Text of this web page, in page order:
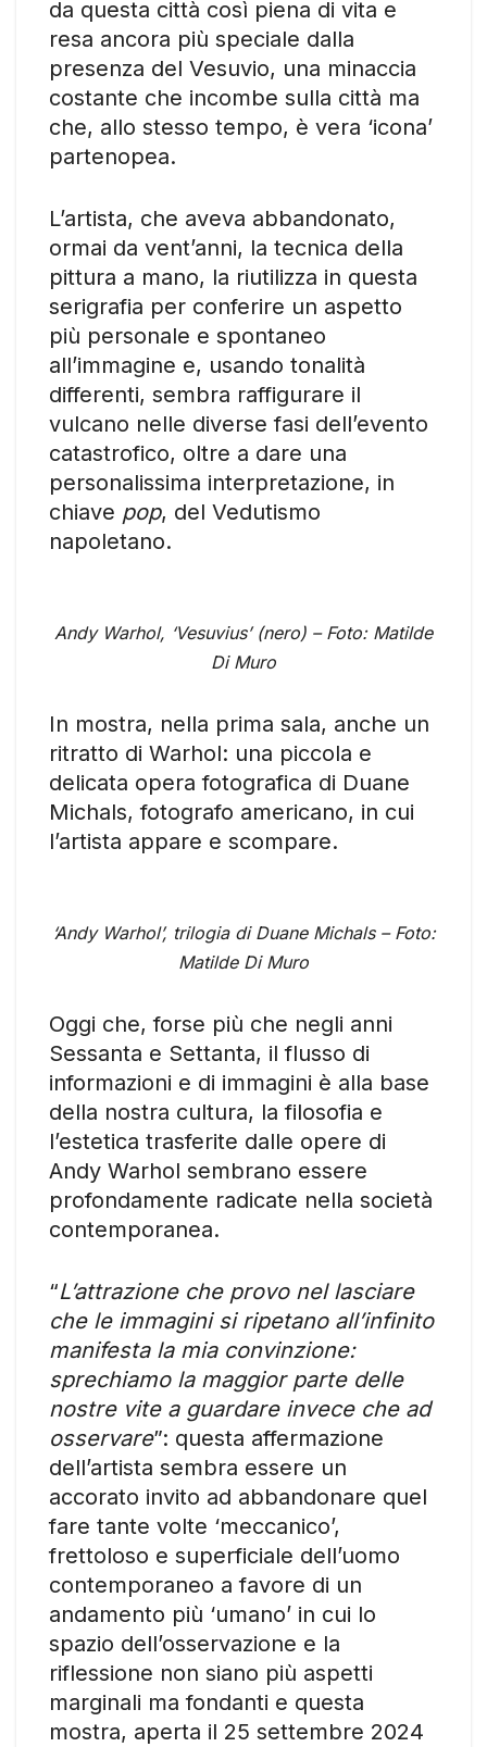
da questa città così piena di vita e
resa ancora più speciale dalla
presenza del Vesuvio, una minaccia
costante che incombe sulla città ma
che, allo stesso tempo, è vera ‘icona’
partenopea.
L’artista, che aveva abbandonato,
ormai da vent’anni, la tecnica della
pittura a mano, la riutilizza in questa
serigrafia per conferire un aspetto
più personale e spontaneo
all’immagine e, usando tonalità
differenti, sembra raffigurare il
vulcano nelle diverse fasi dell’evento
catastrofico, oltre a dare una
personalissima interpretazione, in
chiave pop, del Vedutismo
napoletano.
Andy Warhol, ‘Vesuvius’ (nero) – Foto: Matilde
Di Muro
In mostra, nella prima sala, anche un
ritratto di Warhol: una piccola e
delicata opera fotografica di Duane
Michals, fotografo americano, in cui
l’artista appare e scompare.
‘Andy Warhol’, trilogia di Duane Michals – Foto:
Matilde Di Muro
Oggi che, forse più che negli anni
Sessanta e Settanta, il flusso di
informazioni e di immagini è alla base
della nostra cultura, la filosofia e
l’estetica trasferite dalle opere di
Andy Warhol sembrano essere
profondamente radicate nella società
contemporanea.
“L’attrazione che provo nel lasciare
che le immagini si ripetano all’infinito
manifesta la mia convinzione:
sprechiamo la maggior parte delle
nostre vite a guardare invece che ad
osservare”: questa affermazione
dell’artista sembra essere un
accorato invito ad abbandonare quel
fare tante volte ‘meccanico’,
frettoloso e superficiale dell’uomo
contemporaneo a favore di un
andamento più ‘umano’ in cui lo
spazio dell’osservazione e la
riflessione non siano più aspetti
marginali ma fondanti e questa
mostra, aperta il 25 settembre 2024